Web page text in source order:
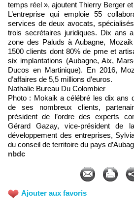
temps réel », ajoutent Thierry Berger
L’entreprise qui emploie 55
services de deux avocats,
trois secrétaires juridiques. Dix ans
zone des Paluds à Aubagne,
1500 clients dont 80% de pme et
six implantations (Aubagne, Aix,
Ducos en Martinique). En 2016,
d’affaires de 5,5 millions d’euros.
Nathalie Bureau Du Colombier
Photo : Mokaik a célébré les dix ans
de ses nombreux clients,
président de l’ordre des experts
Gérard Gazay, vice-président de
développement des entreprises,
du conseil de territoire du pays
nbdc
Ajouter aux favoris